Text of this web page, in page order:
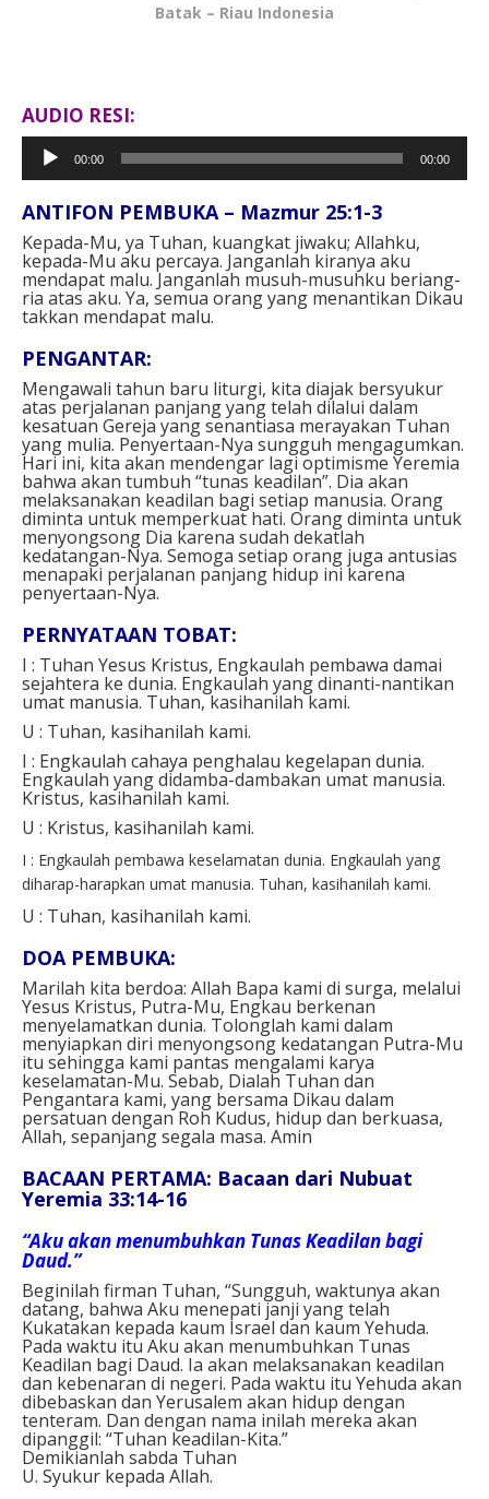
Batak – Riau Indonesia
AUDIO RESI:
Pemutar
Audio
00:00 00:00
ANTIFON PEMBUKA – Mazmur 25:1-3
Kepada-Mu, ya Tuhan, kuangkat jiwaku; Allahku,
kepada-Mu aku percaya. Janganlah kiranya aku
mendapat malu. Janganlah musuh-musuhku beriang-
ria atas aku. Ya, semua orang yang menantikan Dikau
takkan mendapat malu.
PENGANTAR:
Mengawali tahun baru liturgi, kita diajak bersyukur
atas perjalanan panjang yang telah dilalui dalam
kesatuan Gereja yang senantiasa merayakan Tuhan
yang mulia. Penyertaan-Nya sungguh mengagumkan.
Hari ini, kita akan mendengar lagi optimisme Yeremia
bahwa akan tumbuh “tunas keadilan”. Dia akan
melaksanakan keadilan bagi setiap manusia. Orang
diminta untuk memperkuat hati. Orang diminta untuk
menyongsong Dia karena sudah dekatlah
kedatangan-Nya. Semoga setiap orang juga antusias
menapaki perjalanan panjang hidup ini karena
penyertaan-Nya.
PERNYATAAN TOBAT:
I : Tuhan Yesus Kristus, Engkaulah pembawa damai
sejahtera ke dunia. Engkaulah yang dinanti-nantikan
umat manusia. Tuhan, kasihanilah kami.
U : Tuhan, kasihanilah kami.
I : Engkaulah cahaya penghalau kegelapan dunia.
Engkaulah yang didamba-dambakan umat manusia.
Kristus, kasihanilah kami.
U : Kristus, kasihanilah kami.
I : Engkaulah pembawa keselamatan dunia. Engkaulah yang
diharap-harapkan umat manusia. Tuhan, kasihanilah kami.
U : Tuhan, kasihanilah kami.
DOA PEMBUKA:
Marilah kita berdoa: Allah Bapa kami di surga, melalui
Yesus Kristus, Putra-Mu, Engkau berkenan
menyelamatkan dunia. Tolonglah kami dalam
menyiapkan diri menyongsong kedatangan Putra-Mu
itu sehingga kami pantas mengalami karya
keselamatan-Mu. Sebab, Dialah Tuhan dan
Pengantara kami, yang bersama Dikau dalam
persatuan dengan Roh Kudus, hidup dan berkuasa,
Allah, sepanjang segala masa. Amin
BACAAN PERTAMA: Bacaan dari Nubuat
Yeremia 33:14-16
“Aku akan menumbuhkan Tunas Keadilan bagi
Daud.”
Beginilah firman Tuhan, “Sungguh, waktunya akan
datang, bahwa Aku menepati janji yang telah
Kukatakan kepada kaum Israel dan kaum Yehuda.
Pada waktu itu Aku akan menumbuhkan Tunas
Keadilan bagi Daud. Ia akan melaksanakan keadilan
dan kebenaran di negeri. Pada waktu itu Yehuda akan
dibebaskan dan Yerusalem akan hidup dengan
tenteram. Dan dengan nama inilah mereka akan
dipanggil: “Tuhan keadilan-Kita.”
Demikianlah sabda Tuhan
U. Syukur kepada Allah.